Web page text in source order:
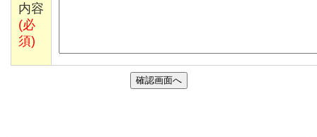
内容
(必
須)